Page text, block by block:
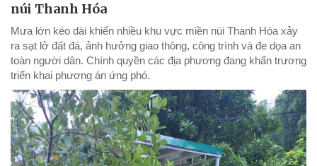
núi Thanh Hóa
Mưa lớn kéo dài khiến nhiều khu vực miền núi Thanh Hóa xảy
ra sạt lở đất đá, ảnh hưởng giao thông, công trình và đe dọa an
toàn người dân. Chính quyền các địa phương đang khẩn trương
triển khai phương án ứng phó.